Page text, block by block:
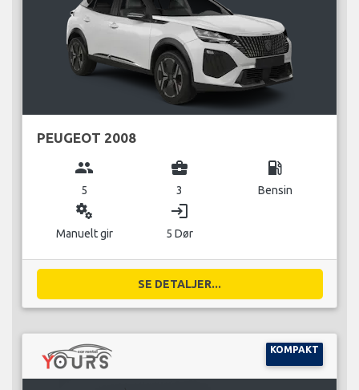
PEUGEOT 2008
group
5
business_center
3
local_gas_station
Bensin
miscellaneous_services
Manuelt gir
login
5 Dør
SE DETALJER...
KOMPAKT